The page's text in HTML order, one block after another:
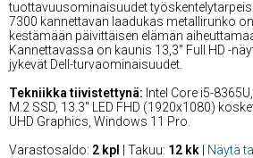
tuottavuusominaisuudet
7300 kannettavan laadukas metallirunko
kestämään päivittäisen elämän
Kannettavassa on kaunis 13,3'' Full HD -
jykevät Dell-turvaominaisuudet.
Tekniikka tiivistettynä: Intel Core i5-
M.2 SSD, 13.3'' LED FHD (1920x1080)
UHD Graphics, Windows 11 Pro.
Varastosaldo: 2 kpl | Takuu: 12 kk Näytä